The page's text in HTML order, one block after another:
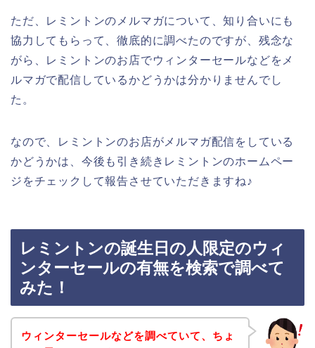
ただ、レミントンのメルマガについて、知り合いにも
協力してもらって、徹底的に調べたのですが、残念な
がら、レミントンのお店でウィンターセールなどをメ
ルマガで配信しているかどうかは分かりませんでし
た。
なので、レミントンのお店がメルマガ配信をしている
かどうかは、今後も引き続きレミントンのホームペー
ジをチェックして報告させていただきますね♪
レミントンの誕生日の人限定のウィ
ンターセールの有無を検索で調べて
みた！
ウィンターセールなどを調べていて、ちょ